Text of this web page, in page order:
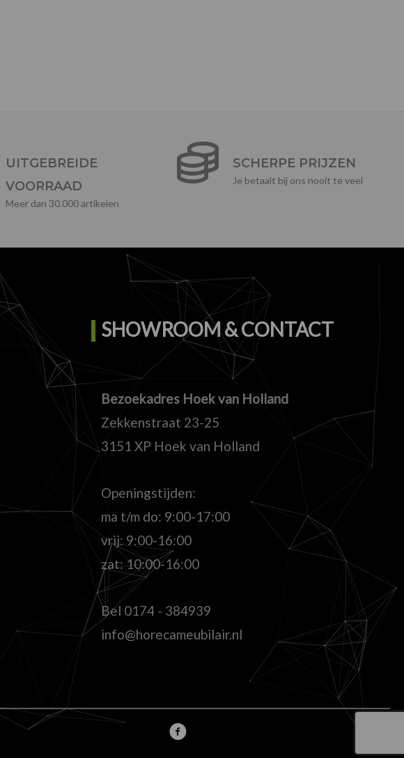
UITGEBREIDE
VOORRAAD
Meer dan 30.000 artikelen
SCHERPE PRIJZEN
Je betaalt bij ons nooit te veel
SHOWROOM & CONTACT
Bezoekadres Hoek van Holland
Zekkenstraat 23-25
3151 XP Hoek van Holland
Openingstijden:
ma t/m do: 9:00-17:00
vrij: 9:00-16:00
zat: 10:00-16:00
Bel 0174 - 384939
info@horecameubilair.nl